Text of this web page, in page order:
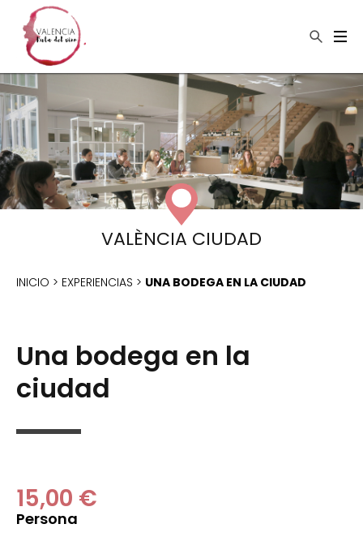
VALÈNCIA CIUDAD
INICIO > EXPERIENCIAS > UNA BODEGA EN LA CIUDAD
Una bodega en la
ciudad
15,00 €
Persona